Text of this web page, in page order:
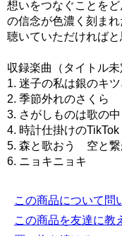
想いをつなぐことを
の信念が色濃く刻ま
聴いていただければと
収録楽曲（タイトル未
1. 迷子の私は銀のキ
2. 季節外れのさくら
3. さがしものは歌の中
4. 時計仕掛けのTikTok
5. 森と歌おう 空と繋
6. ニョキニョキ
この商品について問
この商品を友達に教